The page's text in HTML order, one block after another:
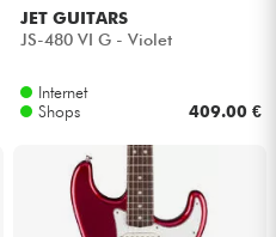
JET GUITARS
JS-480 VI G - Violet
Internet
Shops
409.00 €